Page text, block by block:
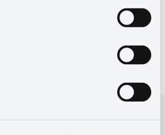
untenstehendes Formular
aus